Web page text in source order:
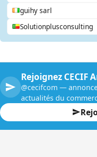
guihy sarl
Solutionplusconsulting
Rejoignez CECIF
@cecifcom —
actualités du